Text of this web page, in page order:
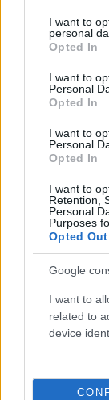
not limited to
grant or deny
use your data
consent section.
I want to
personal
Opted In
I want to
Personal
Opted In
I want to
Personal
Opted In
I want to
Retention,
Personal
Purposes
Opted Out
Google
I want to
related to
device